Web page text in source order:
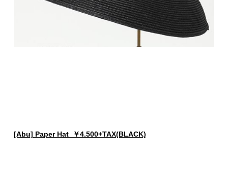
[Abu] Paper Hat ￥4.500+TAX(BLACK)